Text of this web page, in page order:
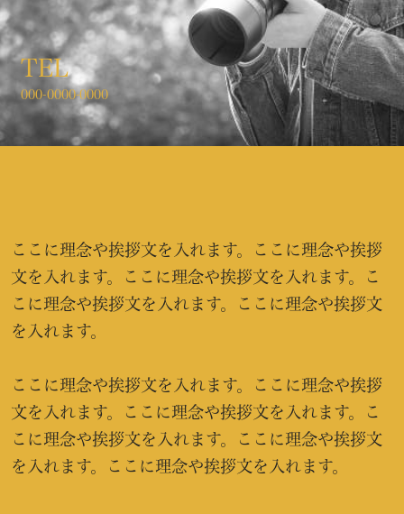
TEL
000-0000-0000
ここに理念や挨拶文を入れます。ここに理念や挨拶
文を入れます。ここに理念や挨拶文を入れます。こ
こに理念や挨拶文を入れます。ここに理念や挨拶文
を入れます。
ここに理念や挨拶文を入れます。ここに理念や挨拶
文を入れます。ここに理念や挨拶文を入れます。こ
こに理念や挨拶文を入れます。ここに理念や挨拶文
を入れます。ここに理念や挨拶文を入れます。